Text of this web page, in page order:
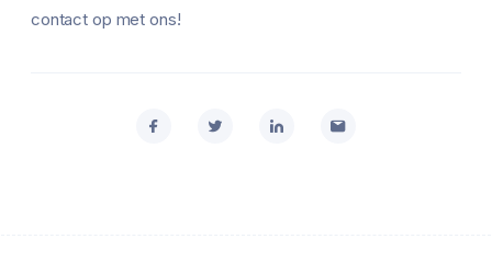
contact op met ons!